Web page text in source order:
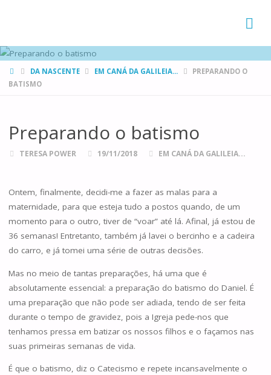
HOMEDA NASCENTE EM CANÁ DA GALILEIA...
PREPARANDO O
BATISMO
Preparando o batismo
TERESA POWER 19/11/2018 EM CANÁ DA GALILEIA...
Ontem, finalmente, decidi-me a fazer as malas para a
maternidade, para que esteja tudo a postos quando, de um
momento para o outro, tiver de “voar” até lá. Afinal, já estou de
36 semanas! Entretanto, também já lavei o bercinho e a cadeira
do carro, e já tomei uma série de outras decisões.
Mas no meio de tantas preparações, há uma que é
absolutamente essencial: a preparação do batismo do Daniel. É
uma preparação que não pode ser adiada, tendo de ser feita
durante o tempo de gravidez, pois a Igreja pede-nos que
tenhamos pressa em batizar os nossos filhos e o façamos nas
suas primeiras semanas de vida.
É que o batismo, diz o Catecismo e repete incansavelmente o